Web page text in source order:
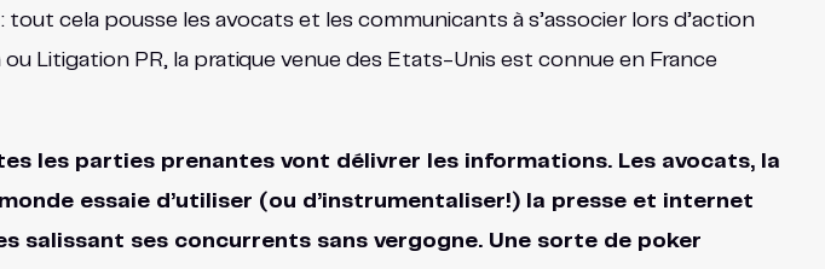
cela pousse les avocats et les communicants à s’associer lors d’action
Litigation PR, la pratique venue des Etats-Unis est connue en France
les parties prenantes vont délivrer les informations. Les avocats, la
essaie d’utiliser (ou d’instrumentaliser!) la presse et internet
ses concurrents sans vergogne. Une sorte de poker